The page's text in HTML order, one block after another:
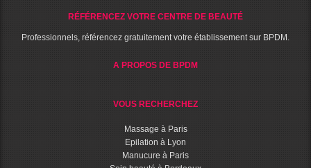
RÉFÉRENCEZ VOTRE CENTRE DE BEAUTÉ
Professionnels, référencez gratuitement votre établissement sur BPDM.
A PROPOS DE BPDM
VOUS RECHERCHEZ
Massage à Paris
Epilation à Lyon
Manucure à Paris